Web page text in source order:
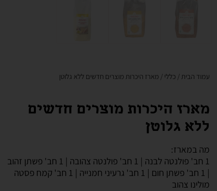
עמוד הבית / כללי / מארז היכרות מוצרים חדשים ללא גלוטן
מארז היכרות מוצרים חדשים
ללא גלוטן
מה במארז:
1 חב' פולנטה לבנה | 1 חב' פולנטה צהובה | 1 חב' פשתן זהוב
| 1 חב' פשתן חום | 1 חב' גרעיני חמנייה | 1 חב' קמח פסטה
מולינו צהוב